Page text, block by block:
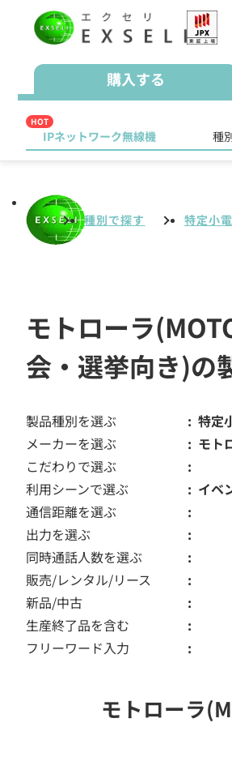
購入する
HOT
IPネットワーク無線機 種
種別で探す 特定小
モトローラ
会・選挙向き)の
製品種別を選ぶ
特定
メーカーを選ぶ
モト
こだわりで選ぶ
利用シーンで選ぶ
イベ
通信距離を選ぶ
出力を選ぶ
同時通話人数を選ぶ
販売/レンタル/リース
新品/中古
生産終了品を含む
フリーワード入力
モトローラ